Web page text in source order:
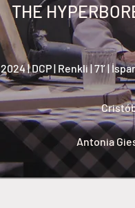
THE
2024 | DCP | Renkli | 71’ |
Antonia